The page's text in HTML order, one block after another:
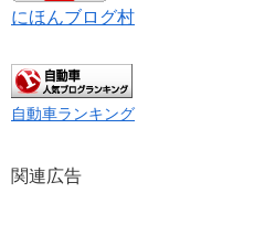
にほんブログ村
自動車ランキング
関連広告